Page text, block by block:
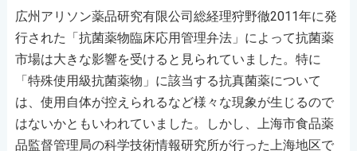
広州アリソン薬品研究有限公司総経理狩野徹2011年に発
行された「抗菌薬物臨床応用管理弁法」によって抗菌薬
市場は大きな影響を受けると見られていました。特に
「特殊使用級抗菌薬物」に該当する抗真菌薬について
は、使用自体が控えられるなど様々な現象が生じるので
はないかともいわれていました。しかし、上海市食品薬
品監督管理局の科学技術情報研究所が行った上海地区で